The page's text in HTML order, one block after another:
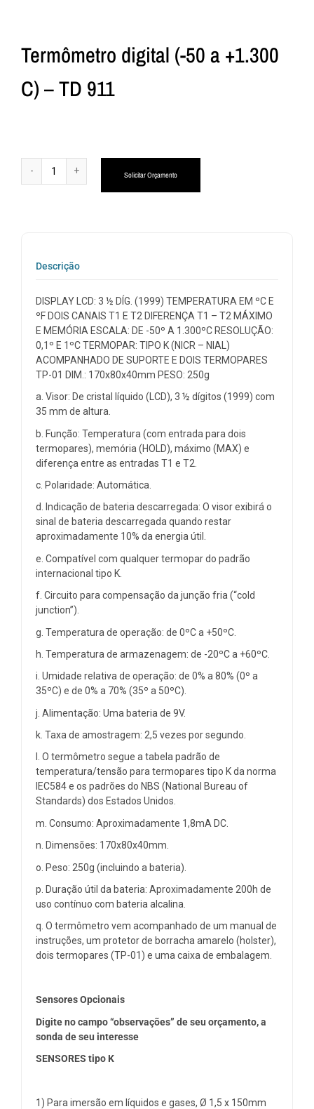
Termômetro digital (-50 a +1.300
C) – TD 911
Solicitar Orçamento
Descrição
DISPLAY LCD: 3 ½ DÍG. (1999) TEMPERATURA EM ºC E
ºF DOIS CANAIS T1 E T2 DIFERENÇA T1 – T2 MÁXIMO
E MEMÓRIA ESCALA: DE -50º A 1.300ºC RESOLUÇÃO:
0,1º E 1ºC TERMOPAR: TIPO K (NICR – NIAL)
ACOMPANHADO DE SUPORTE E DOIS TERMOPARES
TP-01 DIM.: 170x80x40mm PESO: 250g
a. Visor: De cristal líquido (LCD), 3 ½ dígitos (1999) com
35 mm de altura.
b. Função: Temperatura (com entrada para dois
termopares), memória (HOLD), máximo (MAX) e
diferença entre as entradas T1 e T2.
c. Polaridade: Automática.
d. Indicação de bateria descarregada: O visor exibirá o
sinal de bateria descarregada quando restar
aproximadamente 10% da energia útil.
e. Compatível com qualquer termopar do padrão
internacional tipo K.
f. Circuito para compensação da junção fria (“cold
junction”).
g. Temperatura de operação: de 0ºC a +50ºC.
h. Temperatura de armazenagem: de -20ºC a +60ºC.
i. Umidade relativa de operação: de 0% a 80% (0º a
35ºC) e de 0% a 70% (35º a 50ºC).
j. Alimentação: Uma bateria de 9V.
k. Taxa de amostragem: 2,5 vezes por segundo.
l. O termômetro segue a tabela padrão de
temperatura/tensão para termopares tipo K da norma
IEC584 e os padrões do NBS (National Bureau of
Standards) dos Estados Unidos.
m. Consumo: Aproximadamente 1,8mA DC.
n. Dimensões: 170x80x40mm.
o. Peso: 250g (incluindo a bateria).
p. Duração útil da bateria: Aproximadamente 200h de
uso contínuo com bateria alcalina.
q. O termômetro vem acompanhado de um manual de
instruções, um protetor de borracha amarelo (holster),
dois termopares (TP-01) e uma caixa de embalagem.
Sensores Opcionais
Digite no campo “observações” de seu orçamento, a
sonda de seu interesse
SENSORES tipo K
1) Para imersão em líquidos e gases, Ø 1,5 x 150mm